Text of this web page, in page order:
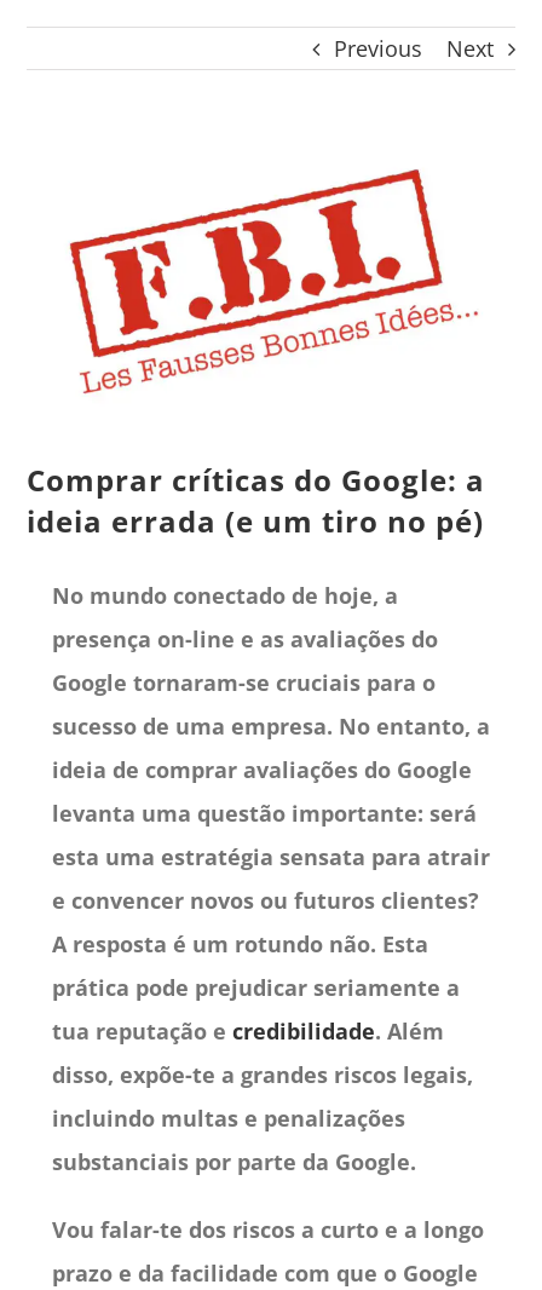
CONTACTO
CAIXA
Português
Previous Next
Image
Comprar críticas do Google: a
ideia errada (e um tiro no pé)
No mundo conectado de hoje, a
presença on-line e as avaliações do
Google tornaram-se cruciais para o
sucesso de uma empresa. No entanto, a
ideia de comprar avaliações do Google
levanta uma questão importante: será
esta uma estratégia sensata para atrair
e convencer novos ou futuros clientes?
A resposta é um rotundo não. Esta
prática pode prejudicar seriamente a
tua reputação e credibilidade. Além
disso, expõe-te a grandes riscos legais,
incluindo multas e penalizações
substanciais por parte da Google.
Vou falar-te dos riscos a curto e a longo
prazo e da facilidade com que o Google